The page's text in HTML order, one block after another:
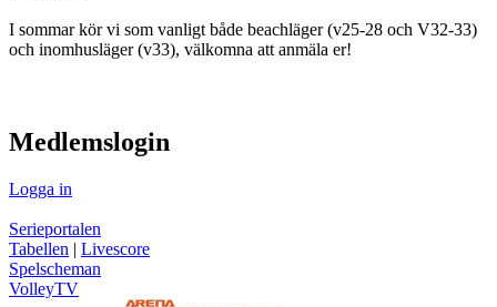
I sommar kör vi som vanligt både beachläger (v25-28 och V32-33)
och inomhusläger (v33), välkomna att anmäla er!
Medlemslogin
Logga in
Serieportalen
Tabellen | Livescore
Spelscheman
VolleyTV